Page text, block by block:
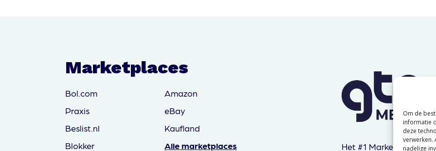
Om de
informatie
deze
verwerken.
nadelige
Marketplaces
Bol.com
Praxis
Beslist.nl
Blokker
Amazon
eBay
Kaufland
Alle marketplaces
Het #1 Marketplace